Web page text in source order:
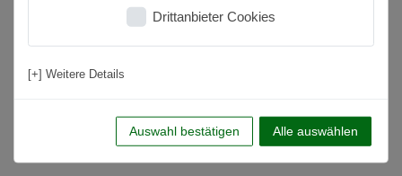
Feinsteinzeug
Rutschfestigkeit
Drittanbieter Cookies
[+] Weitere Details
Auswahl bestätigen Alle auswählen